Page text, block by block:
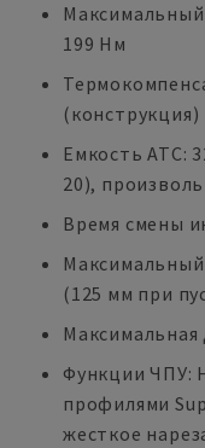
199 Нм
(конструкция)
Емкость ATC:
20),
Время смены
(125 мм при
Максимальная
Функции ЧПУ:
профилями
жесткое